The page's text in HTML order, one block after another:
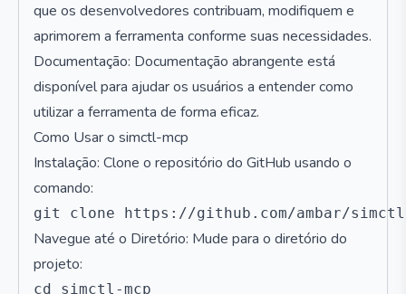
que os desenvolvedores contribuam, modifiquem e
aprimorem a ferramenta conforme suas necessidades.
Documentação: Documentação abrangente está
disponível para ajudar os usuários a entender como
utilizar a ferramenta de forma eficaz.
Como Usar o simctl-mcp
Instalação: Clone o repositório do GitHub usando o
comando:
Navegue até o Diretório: Mude para o diretório do
projeto: